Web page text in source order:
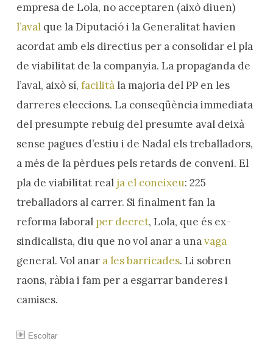
empresa de Lola, no acceptaren (això diuen)
l’avalque la Diputació i la Generalitat havien
acordat amb els directius per a consolidar el pla
de viabilitat de la companyia. La propaganda de
l’aval, això sí, facilitàla majoria del PP en les
darreres eleccions. La conseqüència immediata
del presumpte rebuig del presumte aval deixà
sense pagues d’estiu i de Nadal els treballadors,
a més de la pèrdues pels retards de conveni. El
pla de viabilitat real ja el coneixeu: 225
treballadors al carrer. Si finalment fan la
reforma laboral per decret, Lola, que és ex-
sindicalista, diu que no vol anar a unavaga
general. Vol anar a les barricades. Li sobren
raons, ràbia i fam per a esgarrar banderes i
camises.
Escoltar